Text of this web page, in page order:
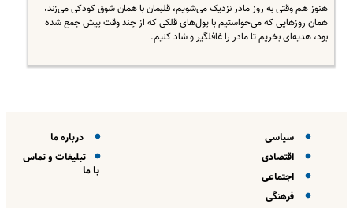
هنوز هم وقتی به روز مادر نزدیک می‌شویم، قلبمان با همان شوق کودکی می‌زند،
همان روزهایی که می‌خواستیم با پول‌های قلکی که از چند وقت پیش جمع شده
بود، هدیه‌ای بخریم تا مادر را غافلگیر و شاد کنیم.
سیاسی
اقتصادی
اجتماعی
فرهنگی
درباره ما
تبلیغات و تماس
با ما